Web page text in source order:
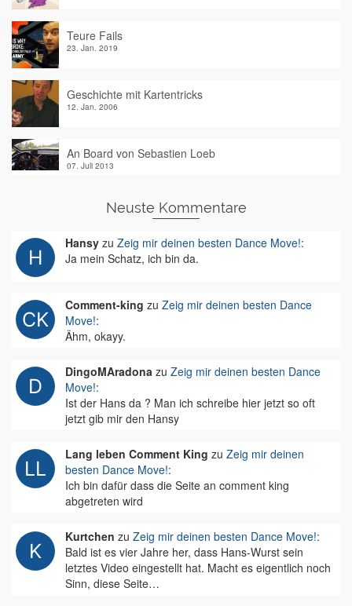
Teure Fails
23. Jan. 2019
Geschichte mit Kartentricks
12. Jan. 2006
An Board von Sebastien Loeb
07. Juli 2013
Neuste Kommentare
Hansy zu Zeig mir deinen besten Dance Move!:
Ja mein Schatz, ich bin da.
Comment-king zu Zeig mir deinen besten Dance
Move!:
Ähm, okayy.
DingoMAradona zu Zeig mir deinen besten Dance
Move!:
Ist der Hans da ? Man ich schreibe hier jetzt so oft
jetzt gib mir den Hansy
Lang leben Comment King zu Zeig mir deinen
besten Dance Move!:
Ich bin dafür dass die Seite an comment king
abgetreten wird
Kurtchen zu Zeig mir deinen besten Dance Move!:
Bald ist es vier Jahre her, dass Hans-Wurst sein
letztes Video eingestellt hat. Macht es eigentlich noch
Sinn, diese Seite…